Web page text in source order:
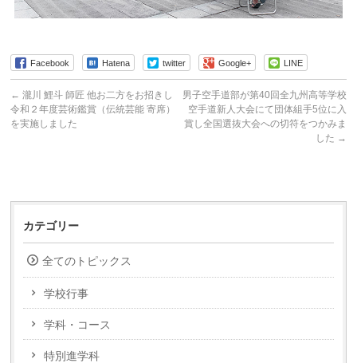
Facebook Hatena twitter Google+ LINE
← 瀧川 鯉斗 師匠 他お二方をお招きし
令和２年度芸術鑑賞（伝統芸能 寄席）
を実施しました
男子空手道部が第40回全九州高等学校
空手道新人大会にて団体組手5位に入
賞し全国選抜大会への切符をつかみま
した →
カテゴリー
全てのトピックス
学校行事
学科・コース
特別進学科